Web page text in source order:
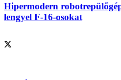
Hipermodern
lengyel F-16-osokat